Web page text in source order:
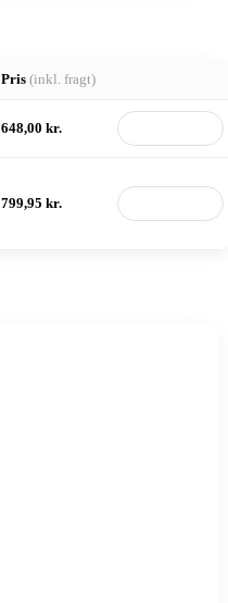
Pris (inkl. fragt)
648,00 kr.
799,95 kr.